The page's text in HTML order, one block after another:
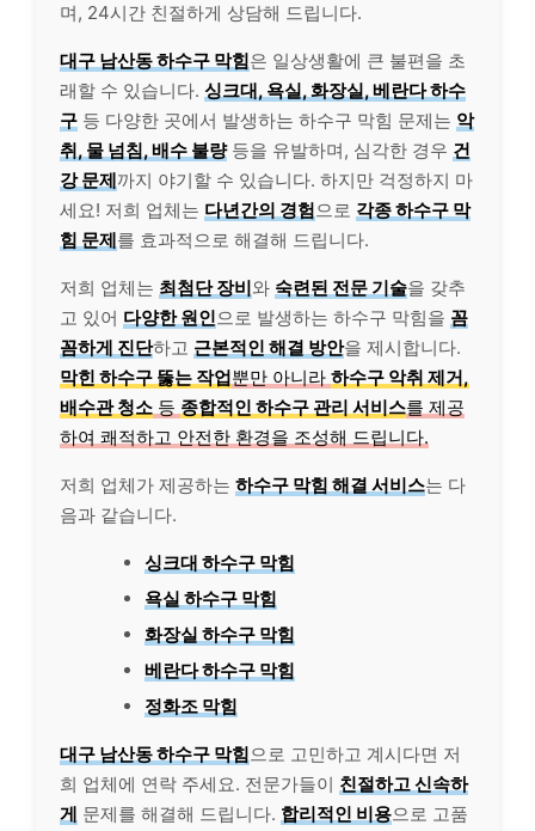
며, 24시간 친절하게 상담해 드립니다.
대구 남산동 하수구 막힘은 일상생활에 큰 불편을 초
래할 수 있습니다. 싱크대, 욕실, 화장실, 베란다 하수
구 등 다양한 곳에서 발생하는 하수구 막힘 문제는 악
취, 물 넘침, 배수 불량등을 유발하며, 심각한 경우 건
강 문제까지 야기할 수 있습니다. 하지만 걱정하지 마
세요! 저희 업체는 다년간의 경험으로 각종 하수구 막
힘 문제를 효과적으로 해결해 드립니다.
저희 업체는 최첨단 장비와 숙련된 전문 기술을 갖추
고 있어 다양한 원인으로 발생하는 하수구 막힘을 꼼
꼼하게 진단하고 근본적인 해결 방안을 제시합니다.
막힌 하수구 뚫는 작업뿐만 아니라 하수구 악취 제거,
배수관 청소 등 종합적인 하수구 관리 서비스를 제공
하여 쾌적하고 안전한 환경을 조성해 드립니다.
저희 업체가 제공하는 하수구 막힘 해결 서비스는 다
음과 같습니다.
싱크대 하수구 막힘
욕실 하수구 막힘
화장실 하수구 막힘
베란다 하수구 막힘
정화조 막힘
대구 남산동 하수구 막힘으로 고민하고 계시다면 저
희 업체에 연락 주세요. 전문가들이 친절하고 신속하
게 문제를 해결해 드립니다. 합리적인 비용으로 고품